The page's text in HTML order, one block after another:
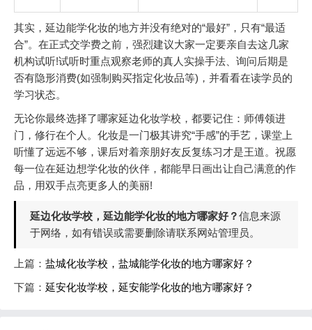
其实，延边能学化妆的地方并没有绝对的“最好”，只有“最适
合”。在正式交学费之前，强烈建议大家一定要亲自去这几家
机构试听!​试听时重点观察老师的真人实操手法、询问后期是
否有隐形消费(如强制购买指定化妆品等)，并看看在读学员的
学习状态。
无论你最终选择了哪家延边化妆学校，都要记住：师傅领进
门，修行在个人。化妆是一门极其讲究“手感”的手艺，课堂上
听懂了远远不够，课后对着亲朋好友反复练习才是王道。祝愿
每一位在延边想学化妆的伙伴，都能早日画出让自己满意的作
品，用双手点亮更多人的美丽!
延边化妆学校，延边能学化妆的地方哪家好？信息来源
于网络，如有错误或需要删除请联系网站管理员。
上篇： 盐城化妆学校，盐城能学化妆的地方哪家好？
下篇： 延安化妆学校，延安能学化妆的地方哪家好？